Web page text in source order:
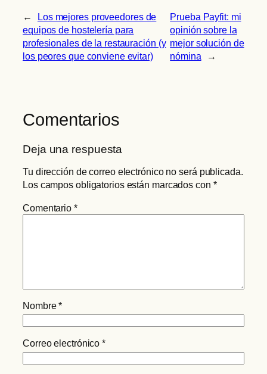
←
Los mejores proveedores de
equipos de hostelería para
profesionales de la restauración (y
los peores que conviene evitar)
Prueba Payfit: mi
opinión sobre la
mejor solución de
nómina
→
Comentarios
Deja una respuesta
Tu dirección de correo electrónico no será publicada.
Los campos obligatorios están marcados con *
Comentario *
Nombre*
Correo electrónico*